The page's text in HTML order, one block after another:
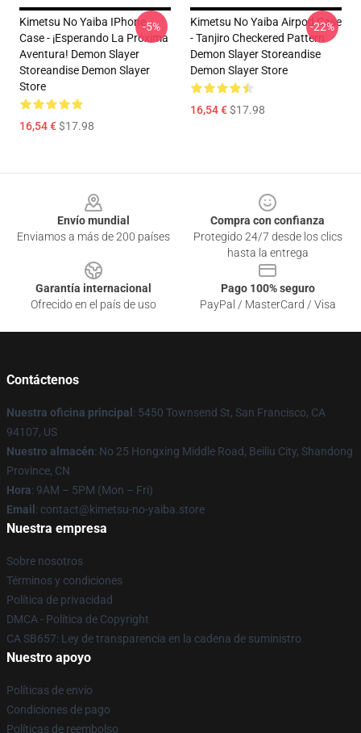
Kimetsu No Yaiba IPhone
Case - ¡Esperando La Próxima
Aventura! Demon Slayer
Storeandise Demon Slayer
Store
16,54 €$17.98
-5%
Kimetsu No Yaiba Airpod Case
- Tanjiro Checkered Pattern
Demon Slayer Storeandise
Demon Slayer Store
16,54 €$17.98
-22%
Envío mundial
Enviamos a más de 200 países
Compra con confianza
Protegido 24/7 desde los clics
hasta la entrega
Garantía internacional
Ofrecido en el país de uso
Pago 100% seguro
PayPal / MasterCard / Visa
Contáctenos
Nuestra oficina principal : 5450 Townsend St, San Francisco, CA
94107, US
Nuestro almacén: No 25 Hongxing Middle Road, Beiliu City, Shandong
Province, CN
Hora: 9AM – 5PM (Mon – Fri)
Email : contact@kimetsu-no-yaiba.store
Nuestra empresa
Sobre nosotros
Términos y condiciones
Política de privacidad
DMCA - Política de Copyright
CA SB657: Ley de transparencia en la cadena de suministro
Nuestro apoyo
Políticas de envío
Condiciones de pago
Políticas de reembolso